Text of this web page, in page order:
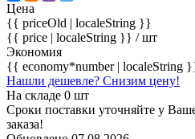
Цена
{{ priceOld | localeString }}
{{ price | localeString }} / шт
Экономия
{{ economy*number | localeString
Нашли дешевле? Снизим цену!
На складе 0 шт
Сроки поставки уточняйте у
заказа!